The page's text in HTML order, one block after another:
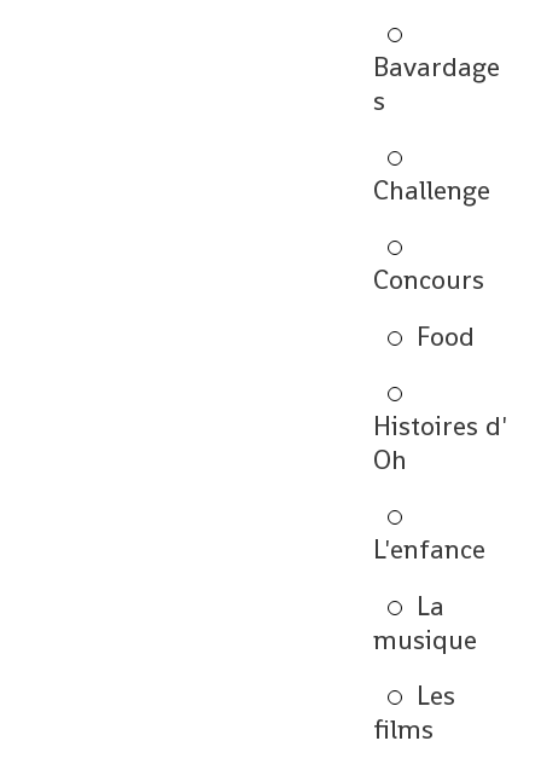
Bavardage
s
Challenge
Concours
Food
Histoires d'
Oh
L'enfance
La
musique
Les
films